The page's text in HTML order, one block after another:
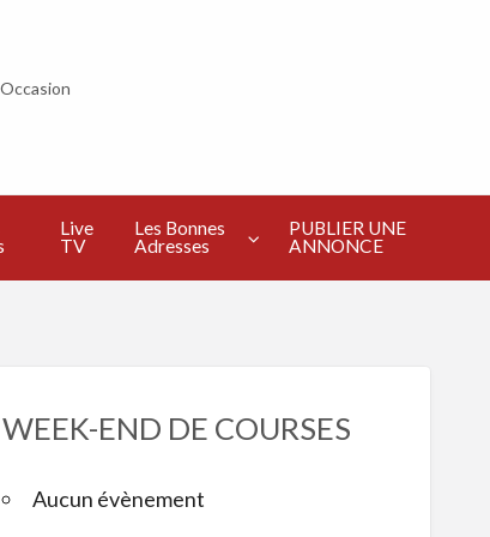
Live
TV
Les Bonnes
Adresses
PUBLIER UNE
ANNONCE
WEEK-END DE COURSES
Aucun évènement